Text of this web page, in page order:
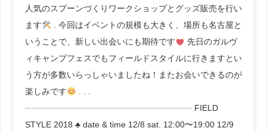
人気のスプーンづくりワークショップとグッズ販売を行い
ます
. 今回はイベントの規模も大きく、場所も名古屋と
いうことで、新しい出会いにも期待です
先日のガルヴ
ィキャンプフェスでもフィールドスタイルに行きますとい
う方が多数いらっしゃいましたね！またお会いできるのが
楽しみです
. . .
┈┈┈┈┈┈┈┈┈┈┈┈┈┈┈┈┈┈┈┈ FIELD
STYLE 2018 ♣︎ date & time 12/8 sat. 12:00〜19:00 12/9